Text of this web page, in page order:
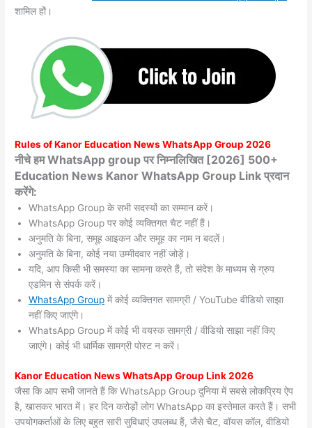
शामिल हों।
Rules ofKanorEducation News WhatsApp Group 2026
नीचे हम WhatsApp group पर निम्नलिखित [2026] 500+
Education News Kanor WhatsApp Group Link प्रदान
करेंगे:
WhatsApp Group के सभी सदस्यों का सम्मान करें।
WhatsApp Group पर कोई व्यक्तिगत चैट नहीं हैं।
अनुमति के बिना, समूह आइकन और समूह का नाम न बदलें।
अनुमति के बिना, कोई नया उम्मीदवार नहीं जोड़ें।
यदि, आप किसी भी समस्या का सामना करते हैं, तो संदेश के माध्यम से ग्रुप
एडमिन से संपर्क करें।
WhatsApp Group में कोई व्यक्तिगत सामग्री / YouTube वीडियो साझा
नहीं किए जाएंगे।
WhatsApp Group में कोई भी वयस्क सामग्री / वीडियो साझा नहीं किए
जाएंगे। कोई भी धार्मिक सामग्री पोस्ट न करें।
KanorEducation News WhatsApp Group Link 2026
जैसा कि आप सभी जानते हैं कि WhatsApp Group दुनिया में सबसे लोकप्रिय ऐप
है, खासकर भारत में। हर दिन करोड़ों लोग WhatsApp का इस्तेमाल करते हैं। सभी
उपयोगकर्ताओं के लिए बहुत सारी सुविधाएं उपलब्ध हैं, जैसे चैट, वॉयस कॉल, वीडियो